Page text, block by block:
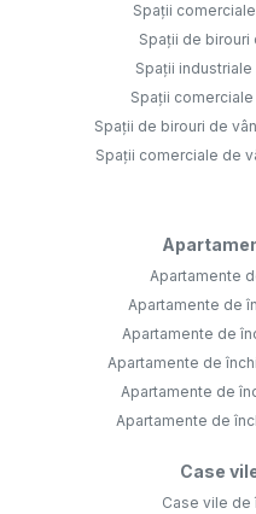
Spații
Spații de birouri
Spații
Spații
Spații de birouri de
Spații comerciale de
Apartamente
Apartamente de
Apartamente de
Apartamente de
Apartamente de
Apartamente de
Case
Case vile de